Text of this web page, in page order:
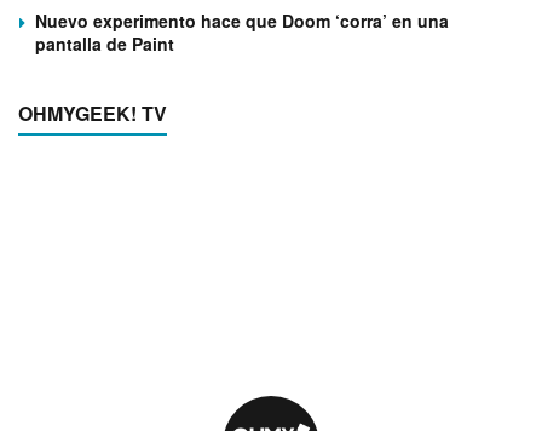
Nuevo experimento hace que Doom ‘corra’ en una
pantalla de Paint
OHMYGEEK! TV